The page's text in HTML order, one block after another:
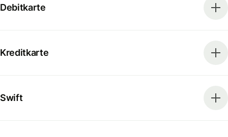
Debitkarte
Kreditkarte
Swift